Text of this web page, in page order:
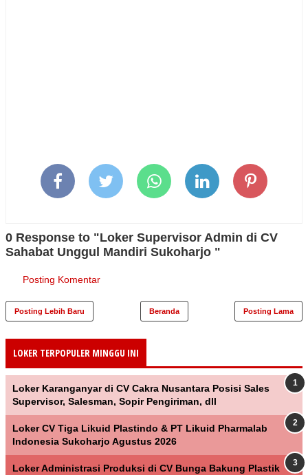
0 Response to "Loker Supervisor Admin di CV
Sahabat Unggul Mandiri Sukoharjo "
Posting Komentar
Posting Lebih Baru Posting Lama
Beranda
LOKER TERPOPULER MINGGU INI
Loker Karanganyar di CV Cakra Nusantara Posisi Sales
Supervisor, Salesman, Sopir Pengiriman, dll
Loker CV Tiga Likuid Plastindo & PT Likuid Pharmalab
Indonesia Sukoharjo Agustus 2026
Loker Administrasi Produksi di CV Bunga Bakung Plastik